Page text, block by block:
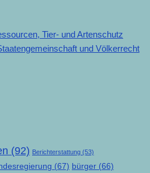
Tier- und Artenschutz
und Völkerrecht
(92) Berichterstattung (53)
(67) bürger (66)